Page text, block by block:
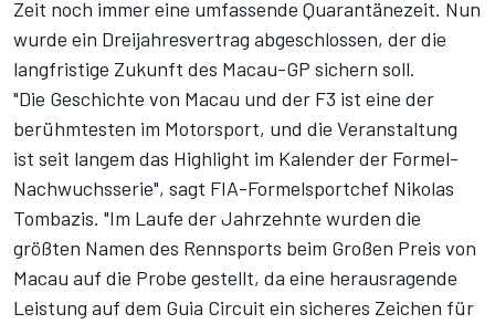
Zeit noch immer eine umfassende Quarantänezeit. Nun
wurde ein Dreijahresvertrag abgeschlossen, der die
langfristige Zukunft des Macau-GP sichern soll.
"Die Geschichte von Macau und der F3 ist eine der
berühmtesten im Motorsport, und die Veranstaltung
ist seit langem das Highlight im Kalender der Formel-
Nachwuchsserie", sagt FIA-Formelsportchef Nikolas
Tombazis. "Im Laufe der Jahrzehnte wurden die
größten Namen des Rennsports beim Großen Preis von
Macau auf die Probe gestellt, da eine herausragende
Leistung auf dem Guia Circuit ein sicheres Zeichen für